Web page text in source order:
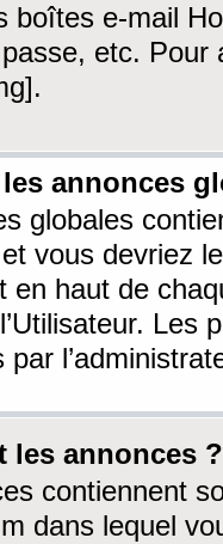
boîtes e-mail
etc. Pour
annonces
globales
vous devriez
en haut de
Les
par
les annonces ?
contiennent
dans lequel